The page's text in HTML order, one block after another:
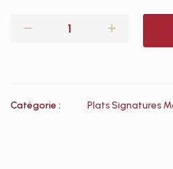
Catégorie : Plats Signatures